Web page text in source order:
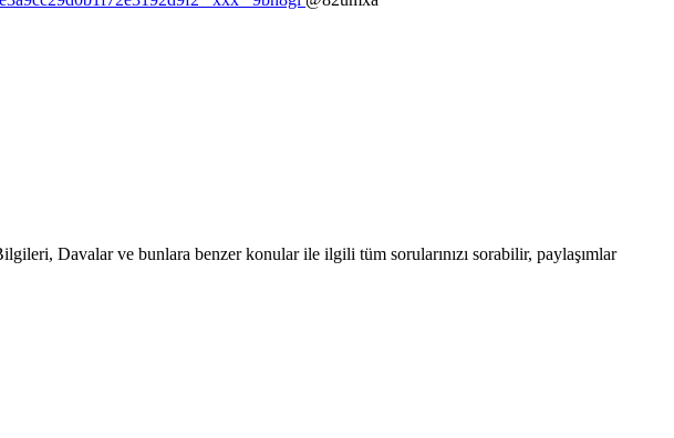
Davalar ve bunlara benzer konular ile ilgili tüm sorularınızı sorabilir, paylaşımlar